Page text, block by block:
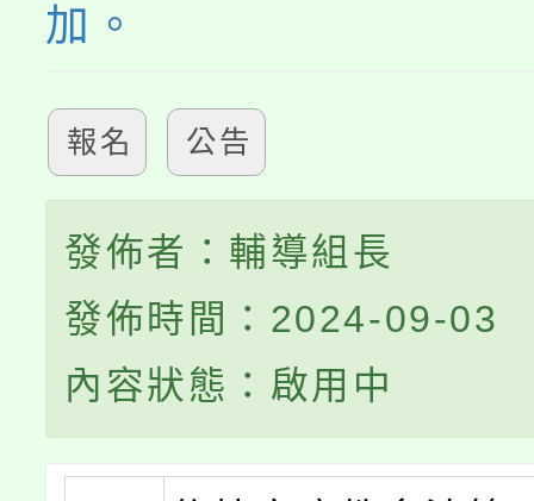
加。
報名 公告
發佈者：輔導組長
發佈時間：2024-09-03
內容狀態：啟用中